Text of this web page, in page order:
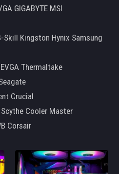
GIGABYTE MSI
Skill Kingston Hynix Samsung
Thermaltake
Crucial
Scythe Cooler Master
Corsair